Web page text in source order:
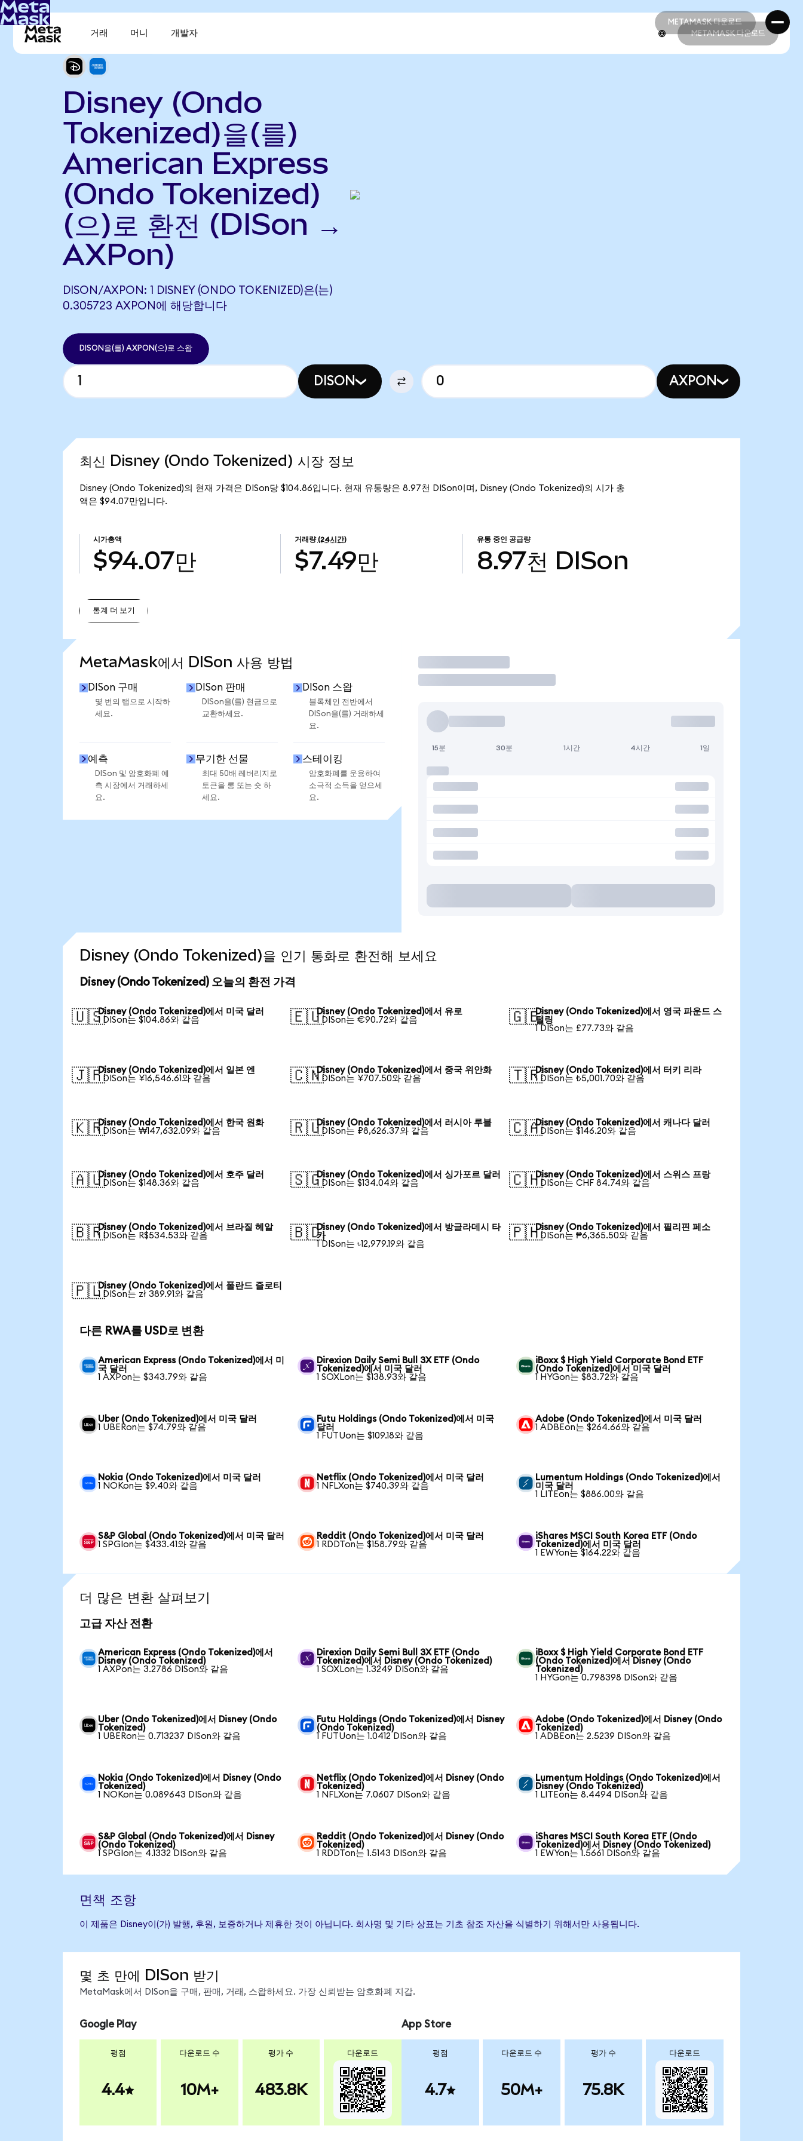
METAMASK 다운로드
METAMASK 다운로드
거래 머니 개발자 METAMASK 다운로드
Disney (Ondo
Tokenized)을(를)
American Express
(Ondo Tokenized)
(으)로 환전 (DISon →
AXPon)
DISON/AXPON: 1 DISNEY (ONDO TOKENIZED)은(는)
0.305723 AXPON에 해당합니다
DISON을(를) AXPON(으)로 스왑
DISON AXPON
최신 Disney (Ondo Tokenized) 시장 정보
Disney (Ondo Tokenized)의 현재 가격은 DISon당 $104.86입니다. 현재 유통량은 8.97천 DISon이며, Disney (Ondo Tokenized)의 시가 총
액은 $94.07만입니다.
시가총액
$94.07만
거래량 (24시간)
$7.49만
유통 중인 공급량
8.97천 DISon
통계 더 보기
MetaMask에서 DISon 사용 방법
DISon 구매
몇 번의 탭으로 시작하
세요.
DISon 판매
DISon을(를) 현금으로
교환하세요.
DISon 스왑
블록체인 전반에서
DISon을(를) 거래하세
요.
예측
DISon 및 암호화폐 예
측 시장에서 거래하세
요.
무기한 선물
최대 50배 레버리지로
토큰을 롱 또는 숏 하
세요.
스테이킹
암호화폐를 운용하여
소극적 소득을 얻으세
요.
거래
15분 30분 1시간 4시간 1일
Disney (Ondo Tokenized)을 인기 통화로 환전해 보세요
Disney (Ondo Tokenized) 오늘의 환전 가격
🇺🇸Disney (Ondo Tokenized)에서 미국 달러
1 DISon는 $104.86와 같음
🇪🇺Disney (Ondo Tokenized)에서 유로
1 DISon는 €90.72와 같음
🇬🇧Disney (Ondo Tokenized)에서 영국 파운드 스
털링
1 DISon는 £77.73와 같음
🇯🇵Disney (Ondo Tokenized)에서 일본 엔
1 DISon는 ¥16,546.61와 같음
🇨🇳Disney (Ondo Tokenized)에서 중국 위안화
1 DISon는 ¥707.50와 같음
🇹🇷Disney (Ondo Tokenized)에서 터키 리라
1 DISon는 ₺5,001.70와 같음
🇰🇷Disney (Ondo Tokenized)에서 한국 원화
1 DISon는 ₩147,632.09와 같음
🇷🇺Disney (Ondo Tokenized)에서 러시아 루블
1 DISon는 ₽8,626.37와 같음
🇨🇦Disney (Ondo Tokenized)에서 캐나다 달러
1 DISon는 $146.20와 같음
🇦🇺Disney (Ondo Tokenized)에서 호주 달러
1 DISon는 $148.36와 같음
🇸🇬Disney (Ondo Tokenized)에서 싱가포르 달러
1 DISon는 $134.04와 같음
🇨🇭Disney (Ondo Tokenized)에서 스위스 프랑
1 DISon는 CHF 84.74와 같음
🇧🇷Disney (Ondo Tokenized)에서 브라질 헤알
1 DISon는 R$534.53와 같음
🇧🇩Disney (Ondo Tokenized)에서 방글라데시 타
카
1 DISon는 ৳12,979.19와 같음
🇵🇭Disney (Ondo Tokenized)에서 필리핀 페소
1 DISon는 ₱6,365.50와 같음
🇵🇱Disney (Ondo Tokenized)에서 폴란드 즐로티
1 DISon는 zł 389.91와 같음
다른 RWA를 USD로 변환
American Express (Ondo Tokenized)에서 미
국 달러
1 AXPon는 $343.79와 같음
Direxion Daily Semi Bull 3X ETF (Ondo
Tokenized)에서 미국 달러
1 SOXLon는 $138.93와 같음
iBoxx $ High Yield Corporate Bond ETF
(Ondo Tokenized)에서 미국 달러
1 HYGon는 $83.72와 같음
Uber (Ondo Tokenized)에서 미국 달러
1 UBERon는 $74.79와 같음
Futu Holdings (Ondo Tokenized)에서 미국
달러
1 FUTUon는 $109.18와 같음
Adobe (Ondo Tokenized)에서 미국 달러
1 ADBEon는 $264.66와 같음
Nokia (Ondo Tokenized)에서 미국 달러
1 NOKon는 $9.40와 같음
Netflix (Ondo Tokenized)에서 미국 달러
1 NFLXon는 $740.39와 같음
Lumentum Holdings (Ondo Tokenized)에서
미국 달러
1 LITEon는 $886.00와 같음
S&P Global (Ondo Tokenized)에서 미국 달러
1 SPGIon는 $433.41와 같음
Reddit (Ondo Tokenized)에서 미국 달러
1 RDDTon는 $158.79와 같음
iShares MSCI South Korea ETF (Ondo
Tokenized)에서 미국 달러
1 EWYon는 $164.22와 같음
더 많은 변환 살펴보기
고급 자산 전환
American Express (Ondo Tokenized)에서
Disney (Ondo Tokenized)
1 AXPon는 3.2786 DISon와 같음
Direxion Daily Semi Bull 3X ETF (Ondo
Tokenized)에서 Disney (Ondo Tokenized)
1 SOXLon는 1.3249 DISon와 같음
iBoxx $ High Yield Corporate Bond ETF
(Ondo Tokenized)에서 Disney (Ondo
Tokenized)
1 HYGon는 0.798398 DISon와 같음
Uber (Ondo Tokenized)에서 Disney (Ondo
Tokenized)
1 UBERon는 0.713237 DISon와 같음
Futu Holdings (Ondo Tokenized)에서 Disney
(Ondo Tokenized)
1 FUTUon는 1.0412 DISon와 같음
Adobe (Ondo Tokenized)에서 Disney (Ondo
Tokenized)
1 ADBEon는 2.5239 DISon와 같음
Nokia (Ondo Tokenized)에서 Disney (Ondo
Tokenized)
1 NOKon는 0.089643 DISon와 같음
Netflix (Ondo Tokenized)에서 Disney (Ondo
Tokenized)
1 NFLXon는 7.0607 DISon와 같음
Lumentum Holdings (Ondo Tokenized)에서
Disney (Ondo Tokenized)
1 LITEon는 8.4494 DISon와 같음
S&P Global (Ondo Tokenized)에서 Disney
(Ondo Tokenized)
1 SPGIon는 4.1332 DISon와 같음
Reddit (Ondo Tokenized)에서 Disney (Ondo
Tokenized)
1 RDDTon는 1.5143 DISon와 같음
iShares MSCI South Korea ETF (Ondo
Tokenized)에서 Disney (Ondo Tokenized)
1 EWYon는 1.5661 DISon와 같음
면책 조항
이 제품은 Disney이(가) 발행, 후원, 보증하거나 제휴한 것이 아닙니다. 회사명 및 기타 상표는 기초 참조 자산을 식별하기 위해서만 사용됩니다.
몇 초 만에 DISon 받기
MetaMask에서 DISon을 구매, 판매, 거래, 스왑하세요. 가장 신뢰받는 암호화폐 지갑.
Google Play
평점
4.4
다운로드 수
10M+
평가 수
483.8K
다운로드
App Store
평점
4.7
다운로드 수
50M+
평가 수
75.8K
다운로드